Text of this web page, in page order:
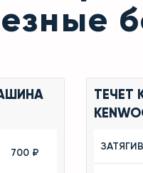
700 ₽
ТЕЧЕТ